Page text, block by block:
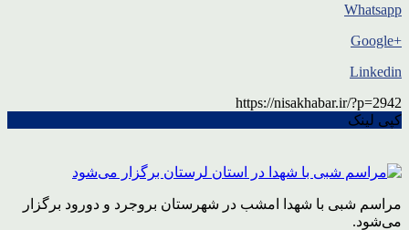
Whatsapp
+Google
Linkedin
https://nisakhabar.ir/?p=2942
کپی لینک
مراسم شبی با شهدا امشب در شهرستان بروجرد و دورود برگزار
می‌شود.